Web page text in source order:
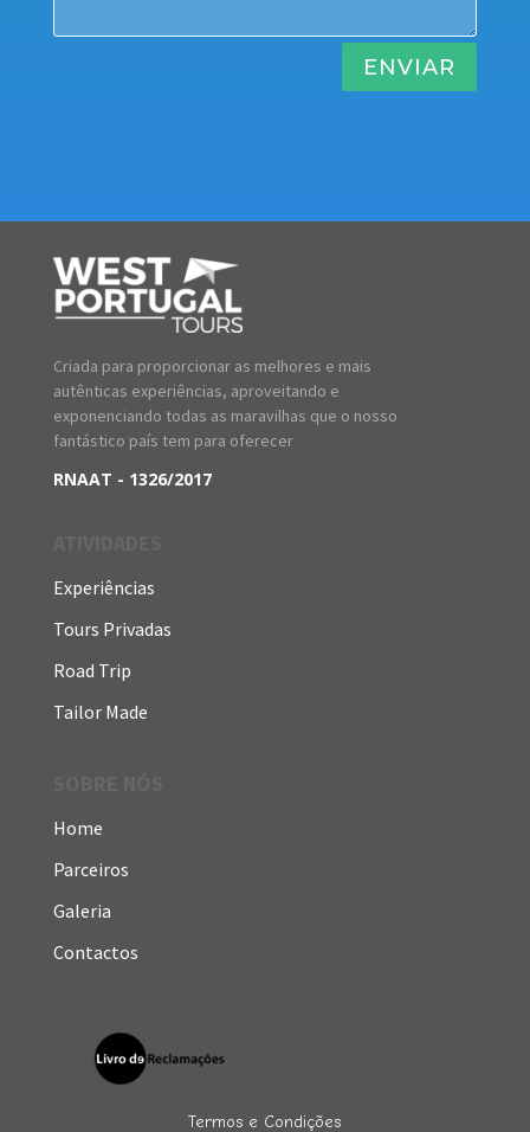
ENVIAR
Criada para proporcionar as melhores e mais
autênticas experiências, aproveitando e
exponenciando todas as maravilhas que o nosso
fantástico país tem para oferecer
RNAAT - 1326/2017
Experiências
Tours Privadas
Road Trip
Tailor Made
Home
Parceiros
Galeria
Contactos
Termos e Condições